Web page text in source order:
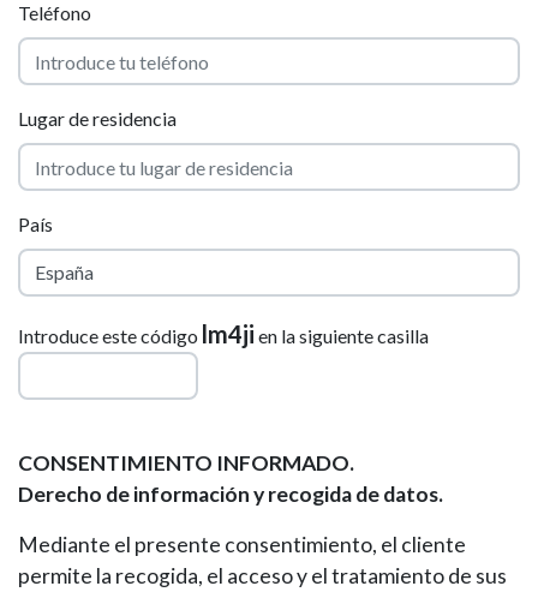
Teléfono
Lugar de residencia
País
Introduce este código lm4ji en la siguiente casilla
CONSENTIMIENTO INFORMADO.
Derecho de información y recogida de datos.
Mediante el presente consentimiento, el cliente
permite la recogida, el acceso y el tratamiento de sus